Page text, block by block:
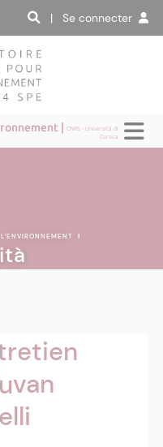
| Se connecter
|CNRS - Università di
Corsica
|